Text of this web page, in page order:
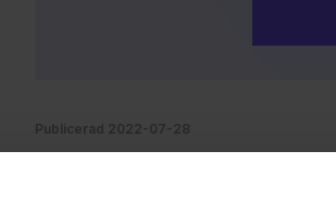
Publicerad 2022-07-28